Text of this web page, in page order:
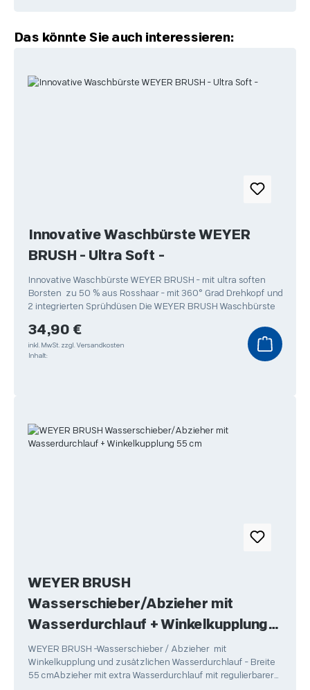
Produktgalerie überspringen
Das könnte Sie auch interessieren:
Innovative Waschbürste WEYER
BRUSH - Ultra Soft -
Innovative Waschbürste WEYER BRUSH - mit ultra soften
Borsten zu 50 % aus Rosshaar - mit 360° Grad Drehkopf und
2 integrierten Sprühdüsen Die WEYER BRUSH Waschbürste
Regulärer Preis:
34,90 €
inkl. MwSt. zzgl. Versandkosten
Inhalt:
WEYER BRUSH
Wasserschieber/Abzieher mit
Wasserdurchlauf + Winkelkupplung
55 cm
WEYER BRUSH -Wasserschieber / Abzieher mit
Winkelkupplung und zusätzlichen Wasserdurchlauf - Breite
55 cmAbzieher mit extra Wasserdurchlauf mit regulierbarer